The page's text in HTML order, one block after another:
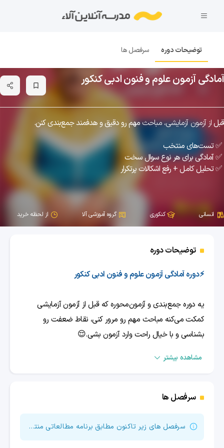
آمادگی آزمون علوم و فنون ادبی کنکور bookmark_border
قبلاز آزمون آزمایشی، مباحثمهم رو دقیق و هدفمند جمع‌بندی کنن.
✅ تست‌های منتخب
✅ آمادگی برای هر نوع سوال سخت
✅ تحلیل کامل + رفع اشکالات پرتکرار
انسانی کنکوری گروه آموزشی آلا از لحظه خرید
توضیحات دوره سرفصل ها
توضیحات دوره
⚡️دوره آمادگی آزمون علوم و فنون ادبی کنکور
یه دوره جمع‌بندی و آزمون‌محوره که قبل از آزمون آزمایشی
کمکت می‌کنه مباحث مهم رو مرور کنی، نقاط ضعفت رو
بشناسی و با خیال راحت وارد آزمون بشی.😌
لقمه‌ای و کاربردی
فضای آزمون آماده می‌کنیم.
مشاهده بیشتر
سرفصل ها
سرفصل های زیر تاکنون مطابق برنامه مطالعاتی منتشر شده است.